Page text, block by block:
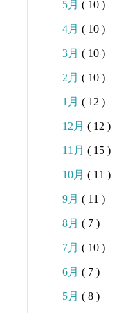
5月 ( 10 )
4月 ( 10 )
3月 ( 10 )
2月 ( 10 )
1月 ( 12 )
12月 ( 12 )
11月 ( 15 )
10月 ( 11 )
9月 ( 11 )
8月 ( 7 )
7月 ( 10 )
6月 ( 7 )
5月 ( 8 )